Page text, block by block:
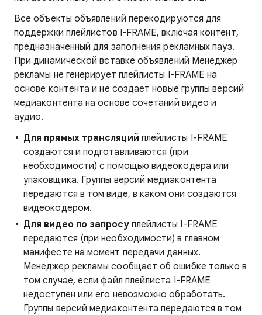
Все объекты объявлений перекодируются для
поддержки плейлистов I-FRAME, включая контент,
предназначенный для заполнения рекламных пауз.
При динамической вставке объявлений Менеджер
рекламы не генерирует плейлисты I-FRAME на
основе контента и не создает новые группы версий
медиаконтента на основе сочетаний видео и
аудио.
Для прямых трансляций плейлисты I-FRAME
создаются и подготавливаются (при
необходимости) с помощью видеокодера или
упаковщика. Группы версий медиаконтента
передаются в том виде, в каком они создаются
видеокодером.
Для видео по запросуплейлисты I-FRAME
передаются (при необходимости) в главном
манифесте на момент передачи данных.
Менеджер рекламы сообщает об ошибке только в
том случае, если файл плейлиста I-FRAME
недоступен или его невозможно обработать.
Группы версий медиаконтента передаются в том